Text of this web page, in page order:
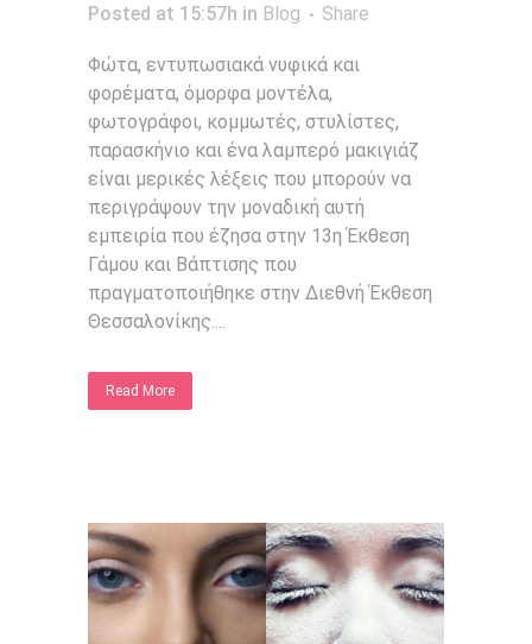
Posted at 15:57h in Blog Share
Φώτα, εντυπωσιακά νυφικά και
φορέματα, όμορφα μοντέλα,
φωτογράφοι, κομμωτές, στυλίστες,
παρασκήνιο και ένα λαμπερό μακιγιάζ
είναι μερικές λέξεις που μπορούν να
περιγράψουν την μοναδική αυτή
εμπειρία που έζησα στην 13η Έκθεση
Γάμου και Βάπτισης που
πραγματοποιήθηκε στην Διεθνή Έκθεση
Θεσσαλονίκης....
Read More